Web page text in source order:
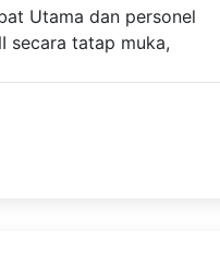
Utama dan personel
secara tatap muka,